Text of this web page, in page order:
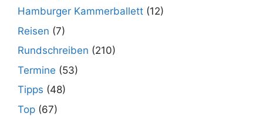
Hamburger Kammerballett (12)
Reisen (7)
Rundschreiben (210)
Termine (53)
Tipps (48)
Top (67)